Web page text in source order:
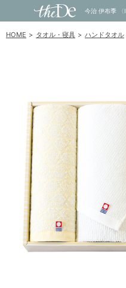
HOME タオル・寝具 ハンドタオル